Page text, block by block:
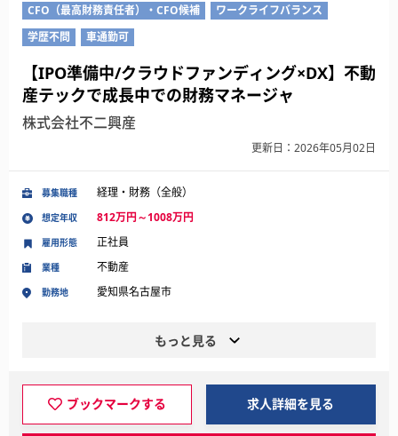
CFO（最高財務責任者）・CFO候補
ワークライフバランス
学歴不問
車通勤可
【IPO準備中/クラウドファンディング×DX】不動
産テックで成長中での財務マネージャ
株式会社不二興産
更新日：2026年05月02日
募集職種 経理・財務（全般）
想定年収 812万円～1008万円
業種 不動産
勤務地 愛知県名古屋市
雇用形態 正社員
もっと見る
ブックマークする 求人詳細を見る